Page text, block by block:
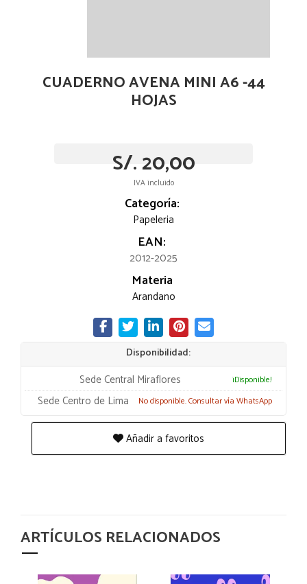
CUADERNO AVENA MINI A6 -44
HOJAS
S/. 20,00
IVA incluido
Categoría:
Papeleria
EAN:
2012-2025
Materia
Arandano
Disponibilidad:
Sede Central Miraflores ¡Disponible!
Sede Centro de Lima No disponible. Consultar vía WhatsApp
Añadir a favoritos
ARTÍCULOS RELACIONADOS